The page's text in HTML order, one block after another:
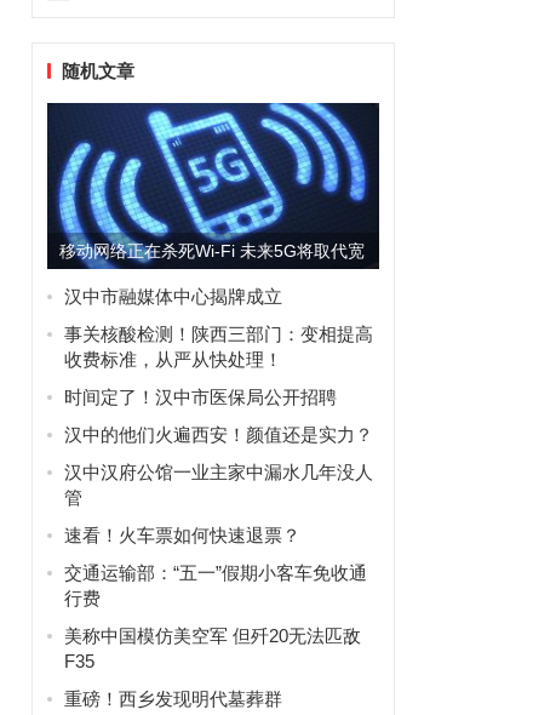
随机文章
移动网络正在杀死Wi-Fi 未来5G将取代宽
带？
汉中市融媒体中心揭牌成立
事关核酸检测！陕西三部门：变相提高
收费标准，从严从快处理！
时间定了！汉中市医保局公开招聘
汉中的他们火遍西安！颜值还是实力？
汉中汉府公馆一业主家中漏水几年没人
管
速看！火车票如何快速退票？
交通运输部：“五一”假期小客车免收通
行费
美称中国模仿美空军 但歼20无法匹敌
F35
重磅！西乡发现明代墓葬群